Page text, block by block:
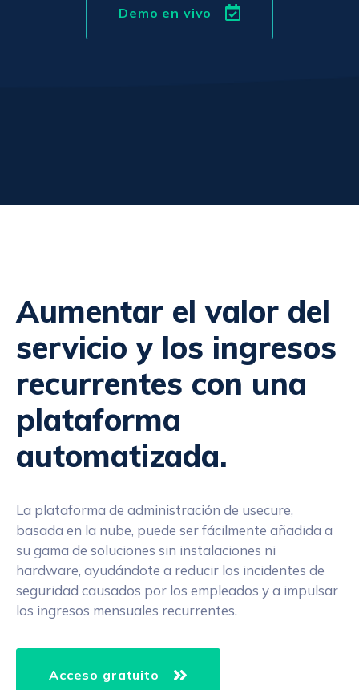
Demo en vivo
Aumentar el valor del
servicio y los ingresos
recurrentes con una
plataforma
automatizada.
La plataforma de administración de usecure,
basada en la nube, puede ser fácilmente añadida a
su gama de soluciones sin instalaciones ni
hardware, ayudándote a reducir los incidentes de
seguridad causados por los empleados y a impulsar
los ingresos mensuales recurrentes.
Acceso gratuito